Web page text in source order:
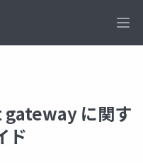
に関す
ド